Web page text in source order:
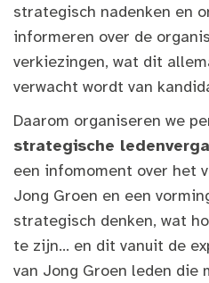
strategisch nadenken en
informeren over de
verkiezingen, wat dit
verwacht wordt van
Daarom organiseren we
strategische
een infomoment over het
Jong Groen en een
strategisch denken, wat
te zijn… en dit vanuit de
van Jong Groen leden die